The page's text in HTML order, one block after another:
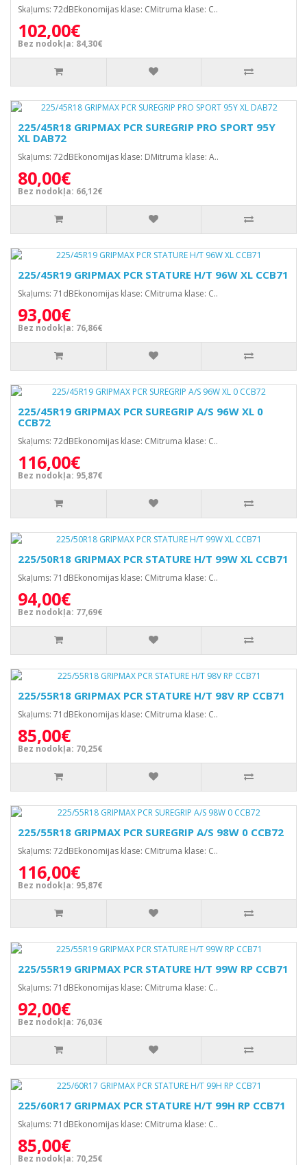
Skaļums: 72dBEkonomijas klase: CMitruma klase: C..
102,00€
Bez nodokļa: 84,30€
225/45R18 GRIPMAX PCR SUREGRIP PRO SPORT 95Y
XL DAB72
Skaļums: 72dBEkonomijas klase: DMitruma klase: A..
80,00€
Bez nodokļa: 66,12€
225/45R19 GRIPMAX PCR STATURE H/T 96W XL CCB71
Skaļums: 71dBEkonomijas klase: CMitruma klase: C..
93,00€
Bez nodokļa: 76,86€
225/45R19 GRIPMAX PCR SUREGRIP A/S 96W XL 0
CCB72
Skaļums: 72dBEkonomijas klase: CMitruma klase: C..
116,00€
Bez nodokļa: 95,87€
225/50R18 GRIPMAX PCR STATURE H/T 99W XL CCB71
Skaļums: 71dBEkonomijas klase: CMitruma klase: C..
94,00€
Bez nodokļa: 77,69€
225/55R18 GRIPMAX PCR STATURE H/T 98V RP CCB71
Skaļums: 71dBEkonomijas klase: CMitruma klase: C..
85,00€
Bez nodokļa: 70,25€
225/55R18 GRIPMAX PCR SUREGRIP A/S 98W 0 CCB72
Skaļums: 72dBEkonomijas klase: CMitruma klase: C..
116,00€
Bez nodokļa: 95,87€
225/55R19 GRIPMAX PCR STATURE H/T 99W RP CCB71
Skaļums: 71dBEkonomijas klase: CMitruma klase: C..
92,00€
Bez nodokļa: 76,03€
225/60R17 GRIPMAX PCR STATURE H/T 99H RP CCB71
Skaļums: 71dBEkonomijas klase: CMitruma klase: C..
85,00€
Bez nodokļa: 70,25€